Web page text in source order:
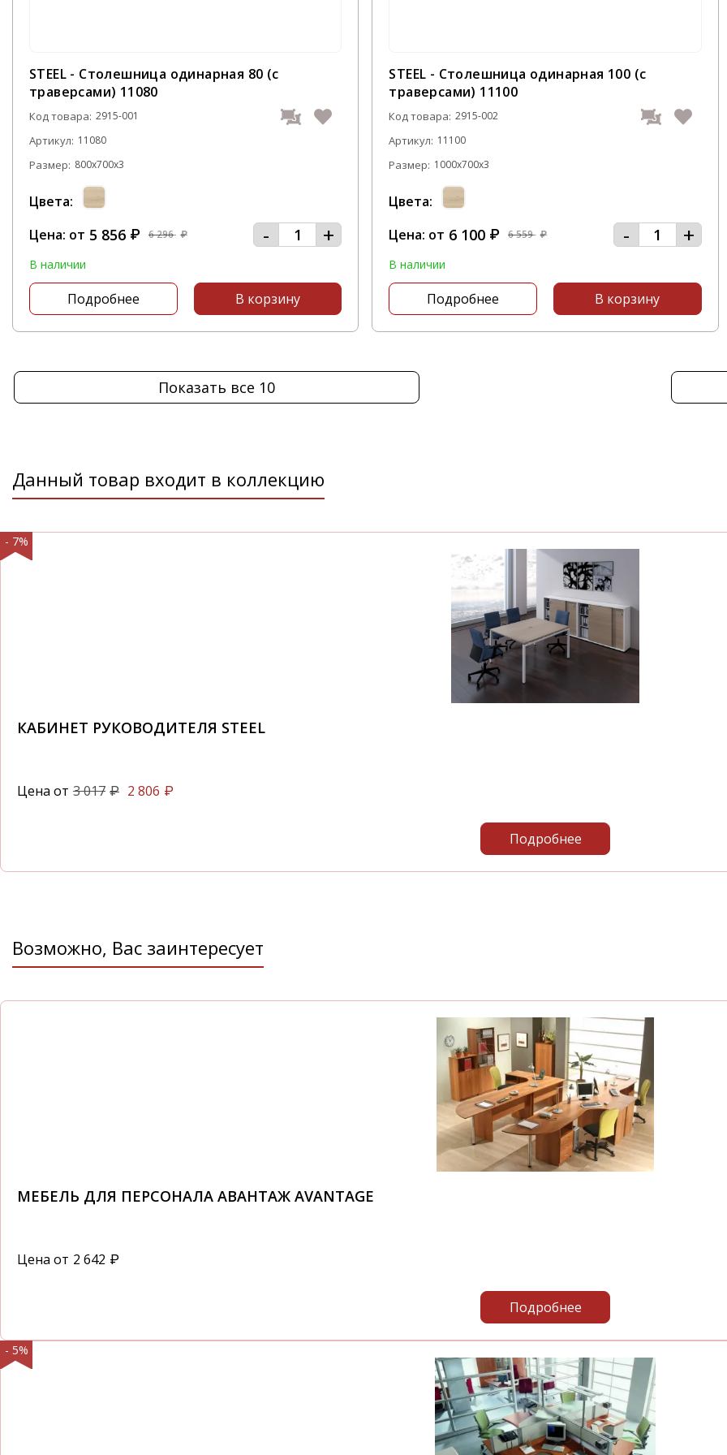
STEEL - Столешница одинарная 80 (с
траверсами) 11080
Код товара: 2915-001
Артикул: 11080
Размер: 800x700x3
Цвета:
Цена: от 5 856 ₽ 6 296 ₽ - +
В наличии
Подробнее В корзину
STEEL - Столешница одинарная 100 (с
траверсами) 11100
Код товара: 2915-002
Артикул: 11100
Размер: 1000x700x3
Цвета:
Цена: от 6 100 ₽ 6 559 ₽ - +
В наличии
Подробнее В корзину
Показать все 10
Данный товар входит в коллекцию
- 7%
КАБИНЕТ РУКОВОДИТЕЛЯ STEEL
Цена от 3 017 ₽ 2 806 ₽
Подробнее
Возможно, Вас заинтересует
МЕБЕЛЬ ДЛЯ ПЕРСОНАЛА АВАНТАЖ AVANTAGE
Цена от 2 642 ₽
Подробнее
- 5%